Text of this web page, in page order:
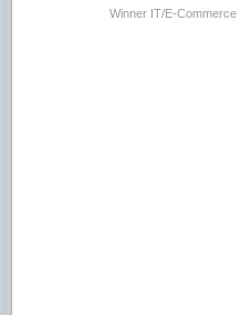
Winner IT/E-Commerce